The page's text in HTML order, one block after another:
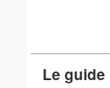
Le